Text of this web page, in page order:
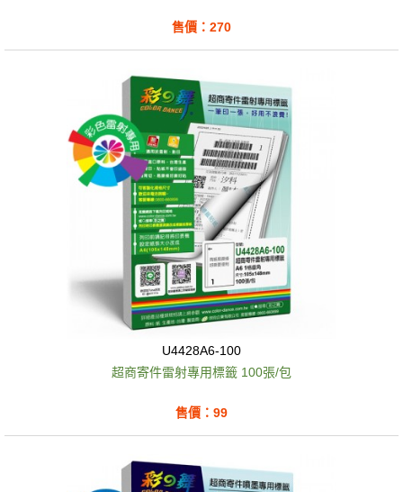
售價：270
U4428A6-100
超商寄件雷射專用標籤 100張/包
售價：99